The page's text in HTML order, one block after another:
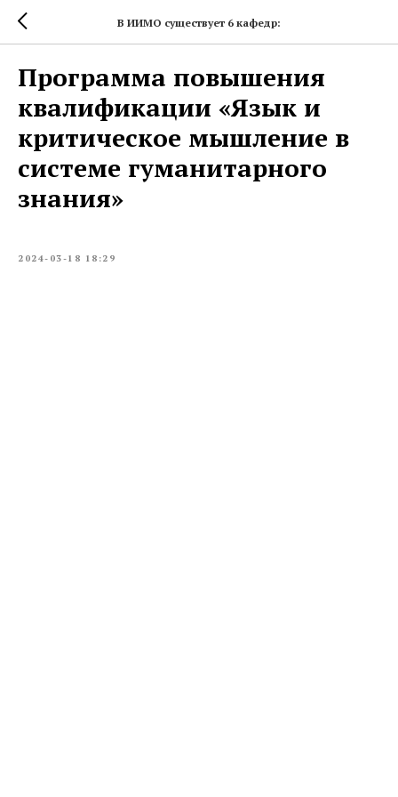
В ИИМО существует 6 кафедр:
Программа повышения
квалификации «Язык и
критическое мышление в
системе гуманитарного
знания»
2024-03-18 18:29